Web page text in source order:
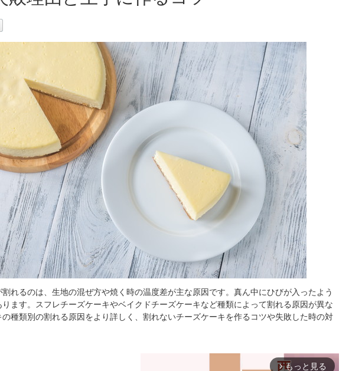
れるのは、生地の混ぜ方や焼く時の温度差が主な原因です。真ん中にひびが入ったよう
ます。スフレチーズケーキやベイクドチーズケーキなど種類によって割れる原因が異な
の種類別の割れる原因をより詳しく、割れないチーズケーキを作るコツや失敗した時の対
arrow_forward_ios もっと見る